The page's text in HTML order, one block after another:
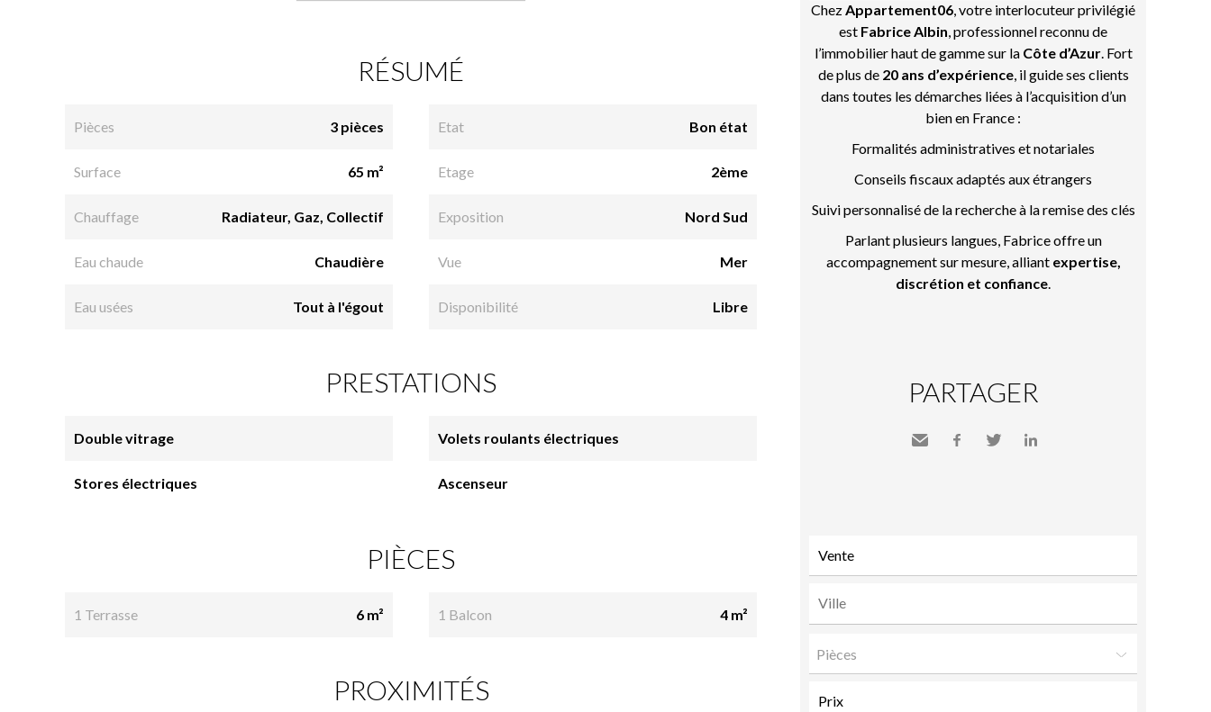
RÉSUMÉ
Pièces 3 pièces
Surface 65 m²
Chauffage Radiateur, Gaz, Collectif
Eau chaude Chaudière
Eau usées Tout à l'égout
Etat Bon état
Etage 2ème
Exposition Nord Sud
Vue Mer
Disponibilité Libre
PRESTATIONS
Double vitrage
Stores électriques
Volets roulants électriques
Ascenseur
PIÈCES
1 Terrasse 6 m² 1 Balcon 4 m²
PROXIMITÉS
ChezAppartement06, votre interlocuteur privilégié
est Fabrice Albin, professionnel reconnu de
l’immobilier haut de gamme sur la Côte d’Azur. Fort
de plus de 20 ans d’expérience, il guide ses clients
dans toutes les démarches liées à l’acquisition d’un
bien en France :
Formalités administratives et notariales
Conseils fiscaux adaptés aux étrangers
Suivi personnalisé de la recherche à la remise des clés
Parlant plusieurs langues, Fabrice offre un
accompagnement sur mesure, alliant expertise,
discrétion et confiance.
PARTAGER
Pièces